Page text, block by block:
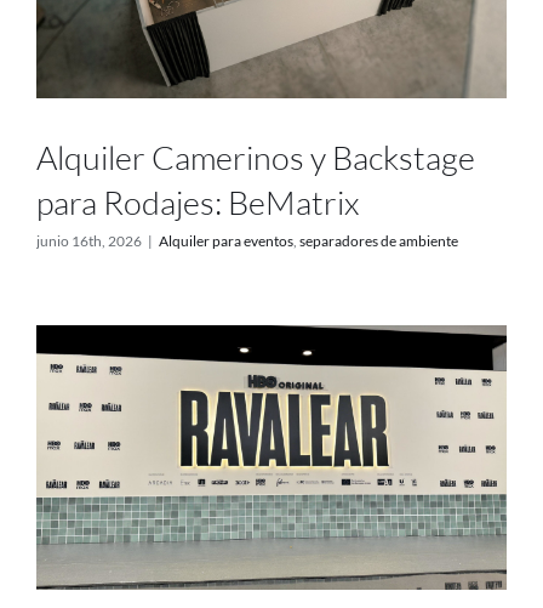
Alquiler Camerinos y Backstage
para Rodajes: BeMatrix
junio 16th, 2026 | Alquiler para eventos, separadores de ambiente